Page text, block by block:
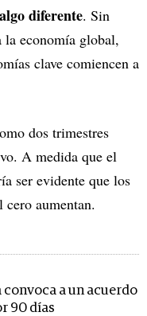
diferente. Sin
la economía global,
clave comiencen a
dos trimestres
A medida que el
ser evidente que los
aumentan.
convoca a un acuerdo
90 días